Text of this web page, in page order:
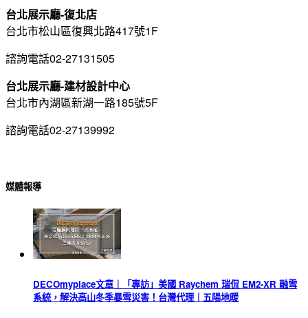
台北展示廳-復北店
台北市松山區復興北路417號1F
諮詢電話02-27131505
台北展示廳-建材設計中心
台北市內湖區新湖一路185號5F
諮詢電話02-27139992
媒體報導
DECOmyplace文章｜「專訪」美國 Raychem 瑞侃 EM2-XR 融雪
系統，解決高山冬季暴雪災害！台灣代理｜五陽地暖